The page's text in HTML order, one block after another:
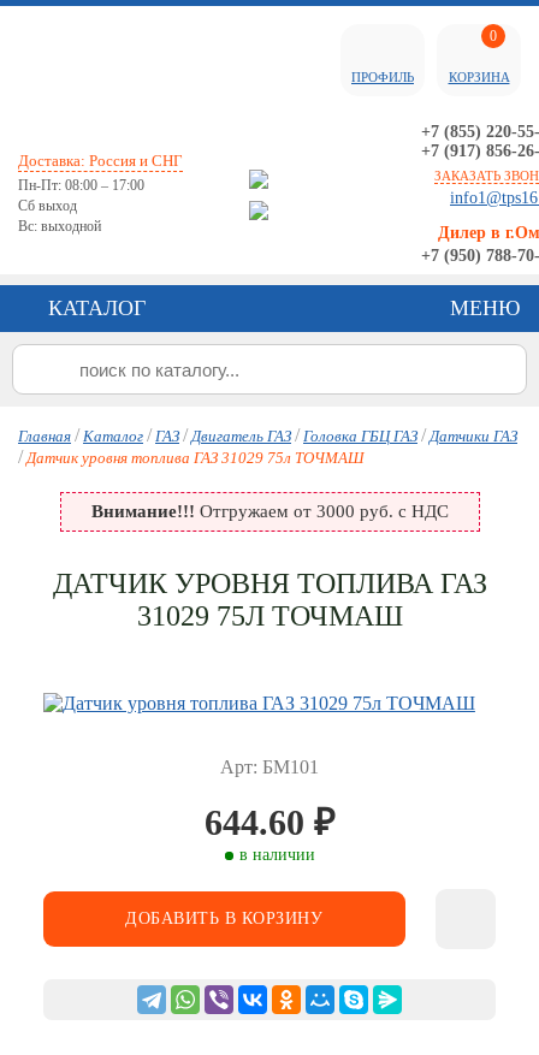
Доставка: Россия и СНГ
Пн-Пт: 08:00 – 17:00
Сб выход
Вс: выходной
+7 (855) 220-
+7 (917) 856-
ЗАКАЗАТЬ
Дилер в
+7 (950) 788-
ПРОФИЛЬ
0
КОРЗИНА
КАТАЛОГ МЕНЮ
Главная / Каталог / ГАЗ / Двигатель ГАЗ / Головка ГБЦ ГАЗ / Датчики ГАЗ
/ Датчик уровня топлива ГАЗ 31029 75л ТОЧМАШ
Внимание!!! Отгружаем от 3000 руб. с НДС
ДАТЧИК УРОВНЯ ТОПЛИВА ГАЗ
31029 75Л ТОЧМАШ
Арт: БМ101
644.60 ₽
в наличии
ДОБАВИТЬ В КОРЗИНУ